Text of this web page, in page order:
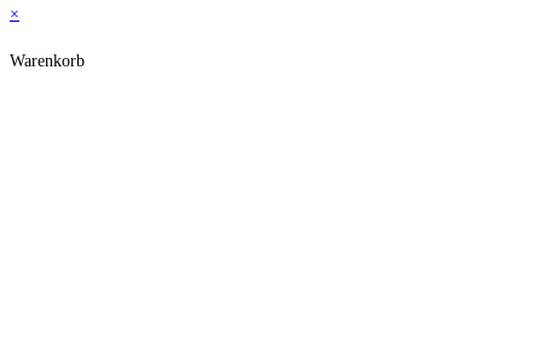
×
Warenkorb